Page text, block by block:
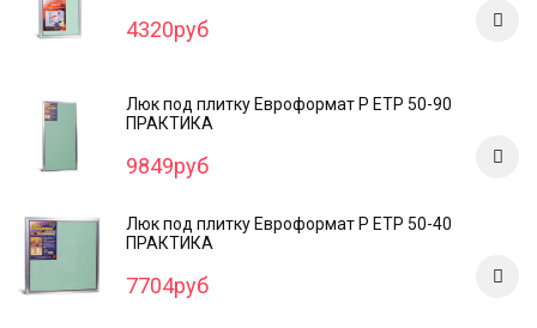
4320руб
Люк под плитку Евроформат Р ЕТР 50-90
ПРАКТИКА
9849руб
Люк под плитку Евроформат Р ЕТР 50-40
ПРАКТИКА
7704руб